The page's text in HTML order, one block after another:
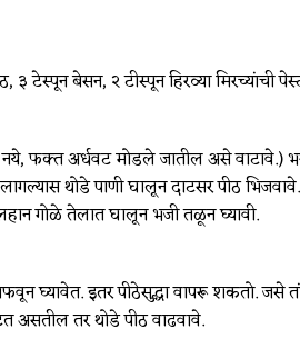
टेस्पून बेसन, २ टीस्पून हिरव्या मिरच्यांची
फक्त अर्धवट मोडले जातील असे वाटावे.)
थोडे पाणी घालून दाटसर पीठ
गोळे तेलात घालून भजी तळून घ्यावी.
घ्यावेत. इतर पीठेसुद्धा वापरू शकतो. जसे
तर थोडे पीठ वाढवावे.